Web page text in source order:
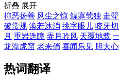
折叠 展开
抑恶扬善 风尘之惊 鳏寡茕独 走
破常规 涣若冰消 挑字眼儿 咬牙
月 重岩迭障 弄月吟风 天覆地载
龙潭虎窟 老来俏 喜闻乐见 胆大
热词翻译